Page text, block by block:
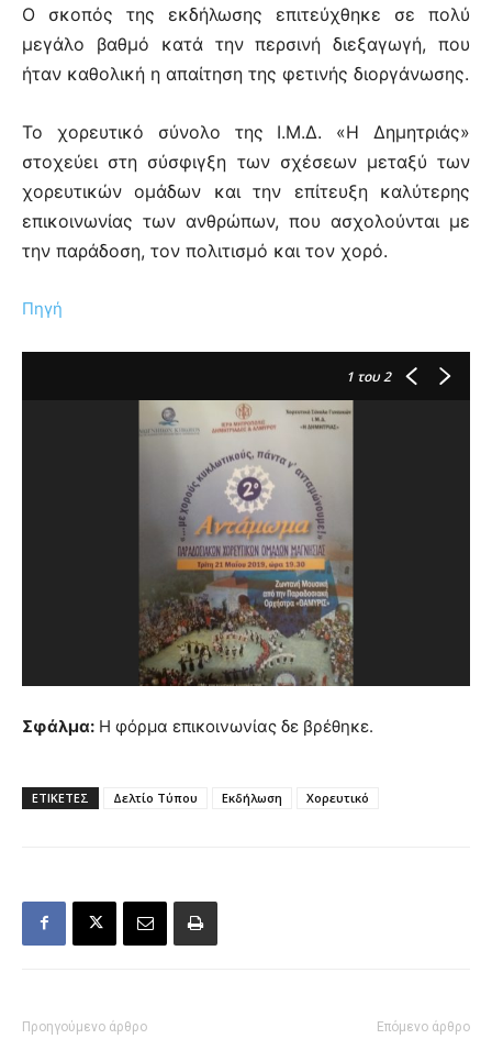
Ο σκοπός της εκδήλωσης επιτεύχθηκε σε πολύ
μεγάλο βαθμό κατά την περσινή διεξαγωγή, που
ήταν καθολική η απαίτηση της φετινής διοργάνωσης.
Το χορευτικό σύνολο της Ι.Μ.Δ. «Η Δημητριάς»
στοχεύει στη σύσφιγξη των σχέσεων μεταξύ των
χορευτικών ομάδων και την επίτευξη καλύτερης
επικοινωνίας των ανθρώπων, που ασχολούνται με
την παράδοση, τον πολιτισμό και τον χορό.
Πηγή
1 του 2
Σφάλμα: Η φόρμα επικοινωνίας δε βρέθηκε.
ΕΤΙΚΕΤΕΣ Δελτίο Τύπου Εκδήλωση Χορευτικό
Προηγούμενο άρθρο Επόμενο άρθρο